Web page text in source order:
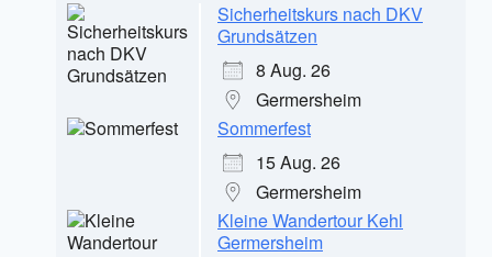
Sicherheitskurs nach DKV
Grundsätzen
8 Aug. 26
Germersheim
Sommerfest
15 Aug. 26
Germersheim
Kleine Wandertour Kehl
Germersheim